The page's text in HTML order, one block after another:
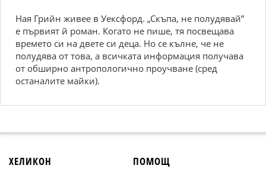
Ная Грийн живее в Уексфорд. „Скъпа, не полудявай”
е първият й роман. Когато не пише, тя посвещава
времето си на двете си деца. Но се кълне, че не
полудява от това, а всичката информация получава
от обширно антропологично проучване (сред
останалите майки).
ХЕЛИКОН ПОМОЩ